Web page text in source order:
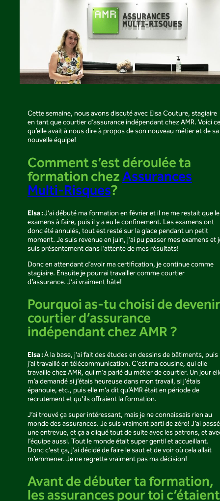
Cette semaine, nous avons discuté avec Elsa Couture, stagiaire
en tant que courtier d’assurance indépendant chez AMR. Voici ce
qu’elle avait à nous dire à propos de son nouveau métier et de sa
nouvelle équipe!
Comment s’est déroulée ta
formation chezAssurances
Multi-Risques?
Elsa :J’ai débuté ma formation en février et il ne me restait que
examens à faire, puis il y a eu le confinement. Les examens ont
donc été annulés, tout est resté sur la glace pendant un petit
moment. Je suis revenue en juin, j’ai pu passer mes examens et
suis présentement dans l’attente de mes résultats!
Donc en attendant d’avoir ma certification, je continue comme
stagiaire. Ensuite je pourrai travailler comme courtier
d’assurance. J’ai vraiment hâte!
Pourquoi as-tu choisi de devenir
courtier d’assurance
indépendant chez AMR ?
Elsa :À la base, j’ai fait des études en dessins de bâtiments, puis
j’ai travaillé en télécommunication. C’est ma cousine, qui elle
travaille chez AMR, qui m’a parlé du métier de courtier. Un jour
m’a demandé si j’étais heureuse dans mon travail, si j’étais
épanouie, etc., puis elle m’a dit qu’AMR était en période de
recrutement et qu’ils offraient la formation.
J’ai trouvé ça super intéressant, mais je ne connaissais rien au
monde des assurances. Je suis vraiment parti de zéro! J’ai passé
une entrevue, et ça a cliqué tout de suite avec les patrons, et
l’équipe aussi. Tout le monde était super gentil et accueillant.
Donc c’est ça, j’ai décidé de faire le saut et de voir où cela allait
m’emmener. Je ne regrette vraiment pas ma décision!
Avant de débuter ta formation,
les assurances pour toi c’étaient